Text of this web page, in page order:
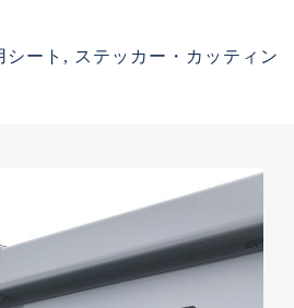
シート, ステッカー・カッティン